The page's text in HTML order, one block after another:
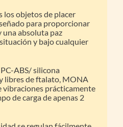
los objetos de placer
para proporcionar
una absoluta paz
y bajo cualquier
ABS/ silicona
libres de ftalato, MONA
vibraciones prácticamente
de carga de apenas 2